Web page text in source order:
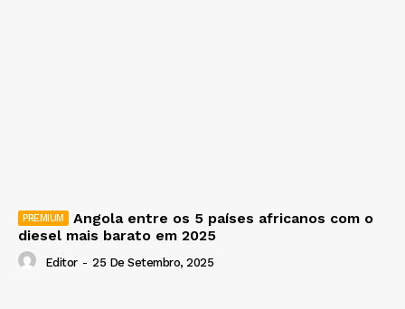
Angola entre os 5 países africanos com o
diesel mais barato em 2025
Editor - 25 De Setembro, 2025